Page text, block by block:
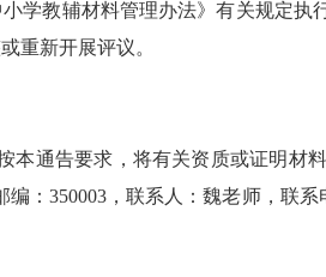
教辅材料管理办法》有关规定执
重新开展评议。
通告要求，将有关资质或证明材
：350003，联系人：魏老师，联系